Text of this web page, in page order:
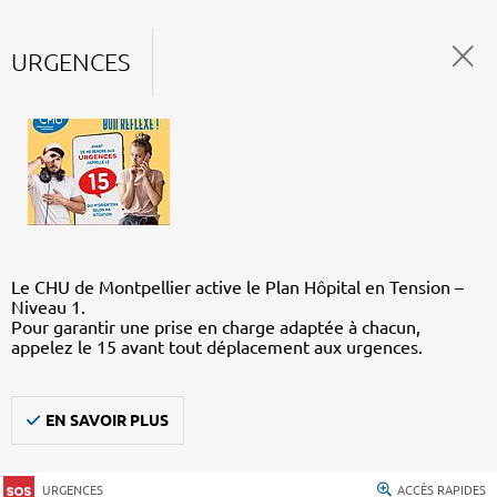
URGENCES
Le CHU de Montpellier active le Plan Hôpital en Tension –
Niveau 1.
Pour garantir une prise en charge adaptée à chacun,
appelez le 15 avant tout déplacement aux urgences.
EN SAVOIR PLUS
URGENCES ACCÈS RAPIDES